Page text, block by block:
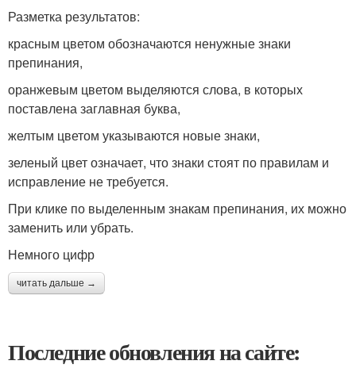
Разметка результатов:
красным цветом обозначаются ненужные знаки
препинания,
оранжевым цветом выделяются слова, в которых
поставлена заглавная буква,
желтым цветом указываются новые знаки,
зеленый цвет означает, что знаки стоят по правилам и
исправление не требуется.
При клике по выделенным знакам препинания, их можно
заменить или убрать.
Немного цифр
читать дальше →
Последние обновления на сайте: